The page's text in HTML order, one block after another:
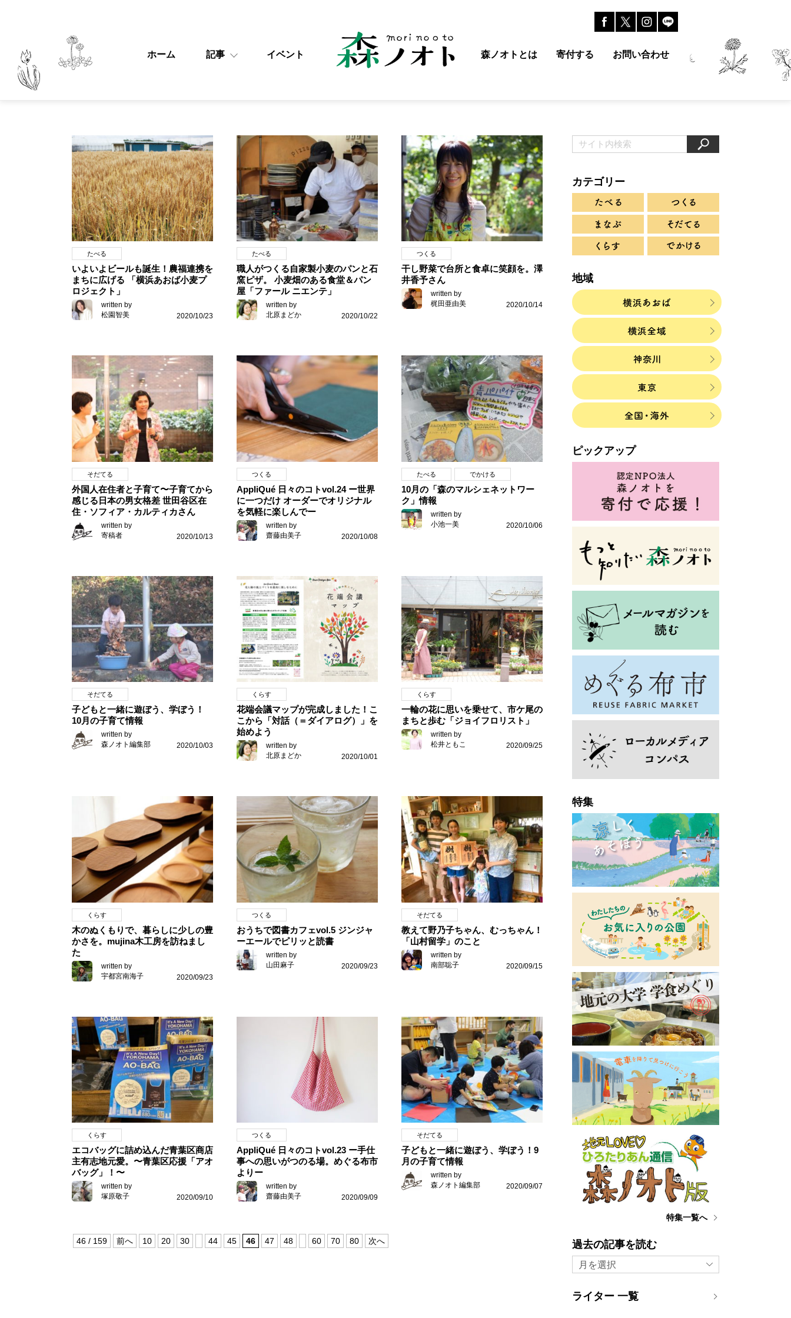
ホーム 記事 イベント 森ノオトとは 寄付する お問い合わせ
たべる
いよいよビールも誕生！農福連携を
まちに広げる 「横浜あおば小麦プ
ロジェクト」
written by
松園智美
2020/10/23
たべる
職人がつくる自家製小麦のパンと石
窯ピザ。 小麦畑のある食堂＆パン
屋「ファール ニエンテ」
written by
北原まどか
2020/10/22
つくる
干し野菜で台所と食卓に笑顔を。澤
井香予さん
written by
梶田亜由美
2020/10/14
そだてる
外国人在住者と子育て〜子育てから
感じる日本の男女格差 世田谷区在
住・ソフィア・カルティカさん
written by
寄稿者
2020/10/13
つくる
AppliQué 日々のコトvol.24 ー世界
に一つだけ オーダーでオリジナル
を気軽に楽しんでー
written by
齋藤由美子
2020/10/08
たべる でかける
10月の「森のマルシェネットワー
ク」情報
written by
小池一美
2020/10/06
そだてる
子どもと一緒に遊ぼう、学ぼう！
10月の子育て情報
written by
森ノオト編集部
2020/10/03
くらす
花端会議マップが完成しました！こ
こから「対話（＝ダイアログ）」を
始めよう
written by
北原まどか
2020/10/01
くらす
一輪の花に思いを乗せて、市ケ尾の
まちと歩む「ジョイフロリスト」
written by
松井ともこ
2020/09/25
くらす
木のぬくもりで、暮らしに少しの豊
かさを。mujina木工房を訪ねまし
た
written by
宇都宮南海子
2020/09/23
つくる
おうちで図書カフェvol.5 ジンジャ
ーエールでピリッと読書
written by
山田麻子
2020/09/23
そだてる
教えて野乃子ちゃん、むっちゃん！
「山村留学」のこと
written by
南部聡子
2020/09/15
くらす
エコバッグに詰め込んだ青葉区商店
主有志地元愛。〜青葉区応援「アオ
バッグ」！〜
written by
塚原敬子
2020/09/10
つくる
AppliQué 日々のコトvol.23 ー手仕
事への思いがつのる場。めぐる布市
よりー
written by
齋藤由美子
2020/09/09
そだてる
子どもと一緒に遊ぼう、学ぼう！9
月の子育て情報
written by
森ノオト編集部
2020/09/07
46 / 159 前へ 10 20 30 44 45 46 47 48 60 70 80 次へ
カテゴリー
地域
ピックアップ
特集
特集一覧へ
過去の記事を読む
月を選択
ライター 一覧